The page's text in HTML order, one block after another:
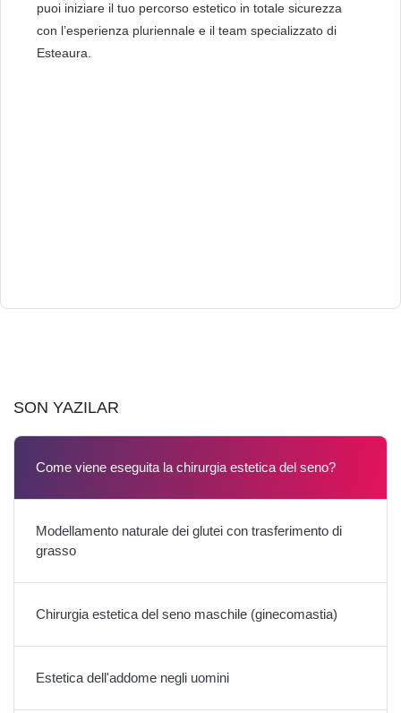
puoi iniziare il tuo percorso estetico in totale sicurezza
con l’esperienza pluriennale e il team specializzato di
Esteaura.
SON YAZILAR
Come viene eseguita la chirurgia estetica del seno?
Modellamento naturale dei glutei con trasferimento di
grasso
Chirurgia estetica del seno maschile (ginecomastia)
Estetica dell'addome negli uomini